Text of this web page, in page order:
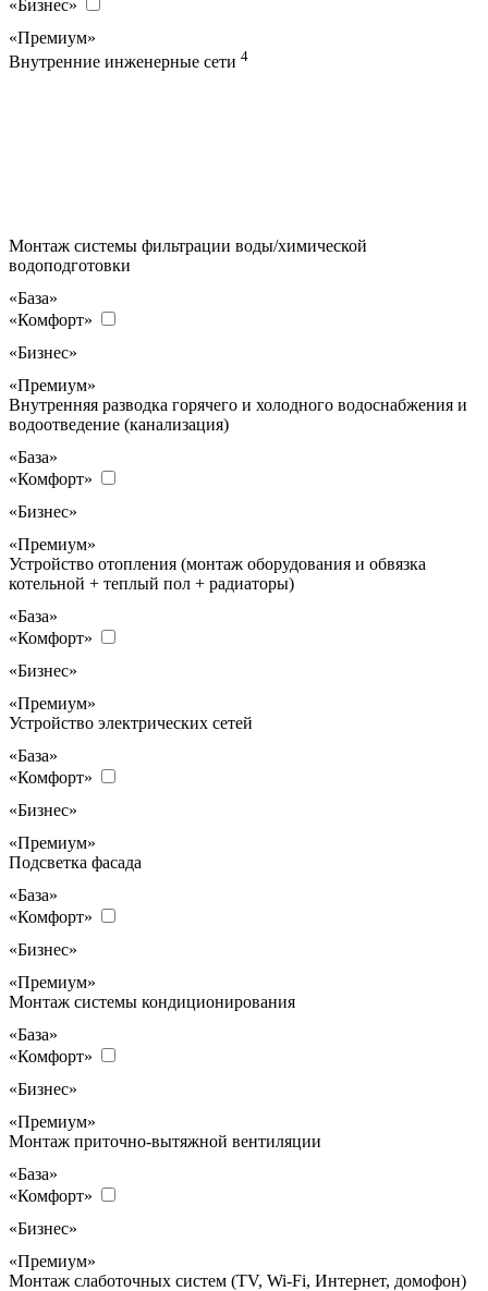
«Бизнес»
«Премиум»
Внутренние инженерные сети 4
Монтаж системы фильтрации воды/химической
водоподготовки
«База»
«Комфорт»
«Бизнес»
«Премиум»
Внутренняя разводка горячего и холодного водоснабжения и
водоотведение (канализация)
«База»
«Комфорт»
«Бизнес»
«Премиум»
Устройство отопления (монтаж оборудования и обвязка
котельной + теплый пол + радиаторы)
«База»
«Комфорт»
«Бизнес»
«Премиум»
Устройство электрических сетей
«База»
«Комфорт»
«Бизнес»
«Премиум»
Подсветка фасада
«База»
«Комфорт»
«Бизнес»
«Премиум»
Монтаж системы кондиционирования
«База»
«Комфорт»
«Бизнес»
«Премиум»
Монтаж приточно-вытяжной вентиляции
«База»
«Комфорт»
«Бизнес»
«Премиум»
Монтаж слаботочных систем (TV, Wi-Fi, Интернет, домофон)